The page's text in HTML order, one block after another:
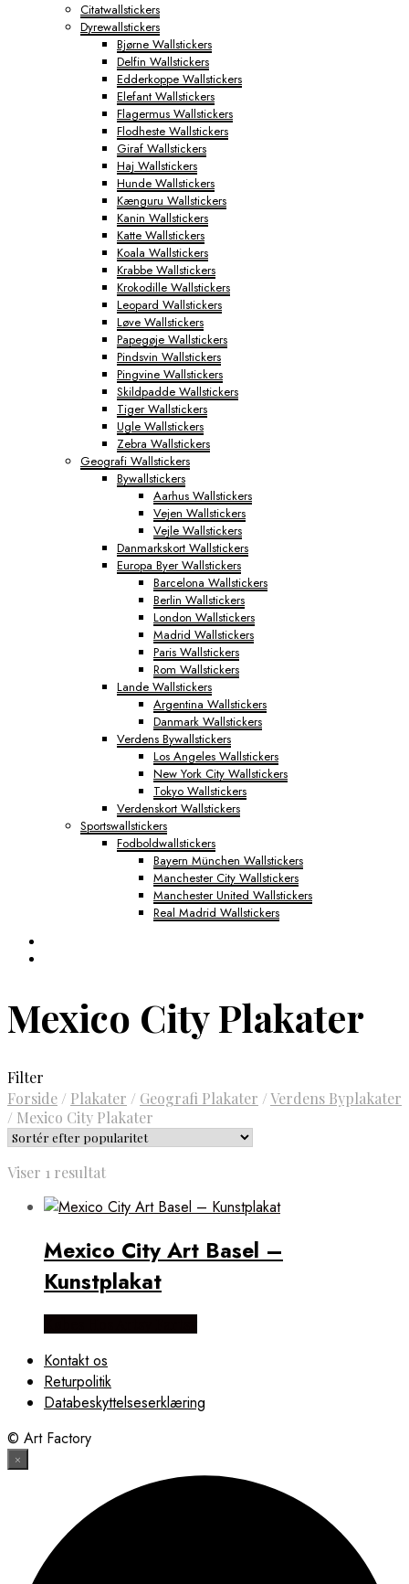
Citatwallstickers
Dyrewallstickers
Bjørne Wallstickers
Delfin Wallstickers
Edderkoppe Wallstickers
Elefant Wallstickers
Flagermus Wallstickers
Flodheste Wallstickers
Giraf Wallstickers
Haj Wallstickers
Hunde Wallstickers
Kænguru Wallstickers
Kanin Wallstickers
Katte Wallstickers
Koala Wallstickers
Krabbe Wallstickers
Krokodille Wallstickers
Leopard Wallstickers
Løve Wallstickers
Papegøje Wallstickers
Pindsvin Wallstickers
Pingvine Wallstickers
Skildpadde Wallstickers
Tiger Wallstickers
Ugle Wallstickers
Zebra Wallstickers
Geografi Wallstickers
Bywallstickers
Aarhus Wallstickers
Vejen Wallstickers
Vejle Wallstickers
Danmarkskort Wallstickers
Europa Byer Wallstickers
Barcelona Wallstickers
Berlin Wallstickers
London Wallstickers
Madrid Wallstickers
Paris Wallstickers
Rom Wallstickers
Lande Wallstickers
Argentina Wallstickers
Danmark Wallstickers
Verdens Bywallstickers
Los Angeles Wallstickers
New York City Wallstickers
Tokyo Wallstickers
Verdenskort Wallstickers
Sportswallstickers
Fodboldwallstickers
Bayern München Wallstickers
Manchester City Wallstickers
Manchester United Wallstickers
Real Madrid Wallstickers
Mexico City Plakater
Filter
Forside / Plakater / Geografi Plakater /Verdens Byplakater
/ Mexico City Plakater
Viser 1 resultat
Mexico City Art Basel –
Kunstplakat
Kontakt os
Returpolitik
Databeskyttelseserklæring
© Art Factory
×